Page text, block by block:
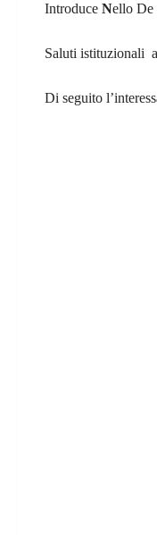
Introduce Nello De
Saluti istituzionali
Di seguito